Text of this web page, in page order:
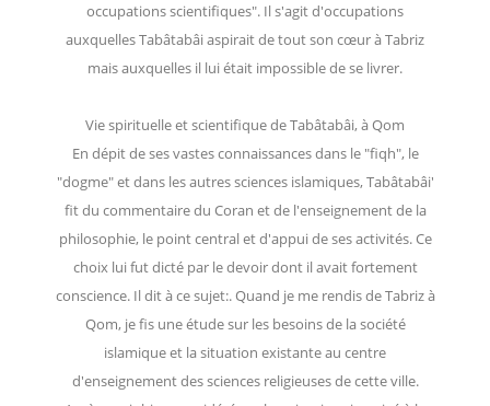
occupations scientifiques". Il s'agit d'occupations
auxquelles Tabâtabâi aspirait de tout son cœur à Tabriz
mais auxquelles il lui était impossible de se livrer.
Vie spirituelle et scientifique de Tabâtabâi, à Qom
En dépit de ses vastes connaissances dans le "fiqh", le
"dogme" et dans les autres sciences islamiques, Tabâtabâi'
fit du commentaire du Coran et de l'enseignement de la
philosophie, le point central et d'appui de ses activités. Ce
choix lui fut dicté par le devoir dont il avait fortement
conscience. Il dit à ce sujet:. Quand je me rendis de Tabriz à
Qom, je fis une étude sur les besoins de la société
islamique et la situation existante au centre
d'enseignement des sciences religieuses de cette ville.